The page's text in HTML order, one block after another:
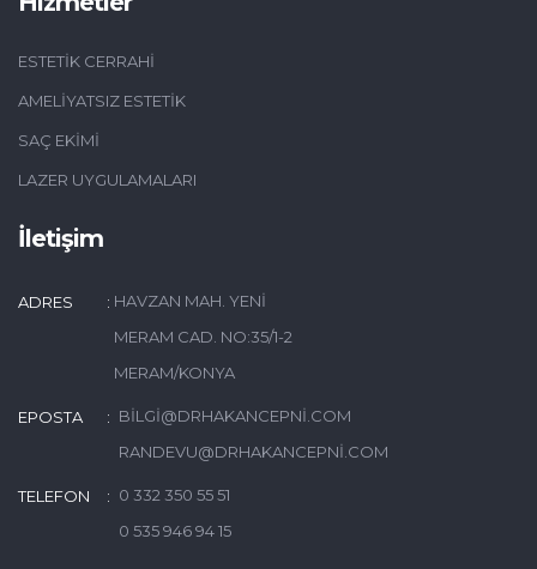
ESTETIK CERRAHI
AMELIYATSIZ ESTETIK
SAÇ EKIMI
LAZER UYGULAMALARI
İletişim
ADRES
HAVZAN MAH. YENI
MERAM CAD. NO:35/1-2
MERAM/KONYA
EPOSTA
BILGI@DRHAKANCEPNI.COM
RANDEVU@DRHAKANCEPNI.COM
TELEFON
0 332 350 55 51
0 535 946 94 15